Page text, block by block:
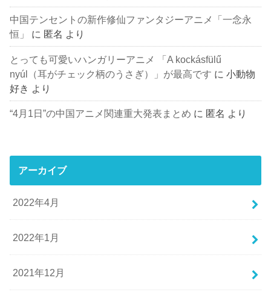
中国テンセントの新作修仙ファンタジーアニメ「一念永
恒」
に 匿名 より
とっても可愛いハンガリーアニメ 「A kockásfülű
nyúl（耳がチェック柄のうさぎ）」が最高です に小動物
好き より
“4月1日”の中国アニメ関連重大発表まとめ に 匿名 より
アーカイブ
2022年4月
2022年1月
2021年12月